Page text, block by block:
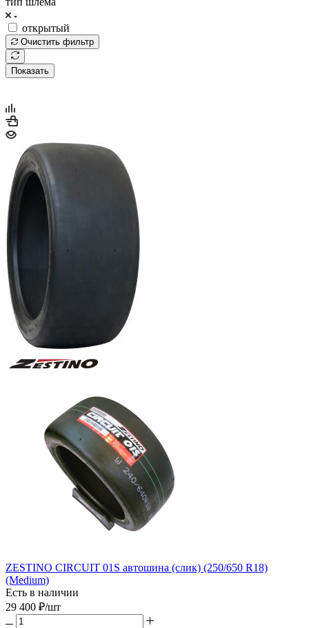
открытый
Очистить фильтр
Показать
ZESTINO CIRCUIT 01S автошина (слик) (250/650 R18)
(Medium)
Есть в наличии
29 400 ₽/шт